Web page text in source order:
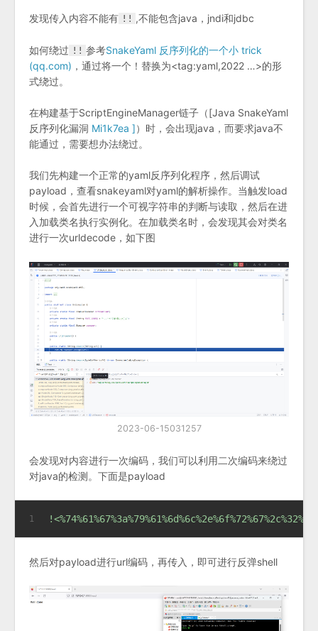
发现传入内容不能有 !! ,不能包含java，jndi和jdbc
如何绕过 !! 参考SnakeYaml 反序列化的一个小 trick
(qq.com) ，通过将一个！替换为<tag:yaml,2022 …>的形
式绕过。
在构建基于ScriptEngineManager链子（[Java SnakeYaml
反序列化漏洞 Mi1k7ea ]）时，会出现java，而要求java不
能通过，需要想办法绕过。
我们先构建一个正常的yaml反序列化程序，然后调试
payload，查看snakeyaml对yaml的解析操作。当触发load
时候，会首先进行一个可视字符串的判断与读取，然后在进
入加载类名执行实例化。在加载类名时，会发现其会对类名
进行一次urldecode，如下图
2023-06-15031257
会发现对内容进行一次编码，我们可以利用二次编码来绕过
对java的检测。下面是payload
1
然后对payload进行url编码，再传入，即可进行反弹shell